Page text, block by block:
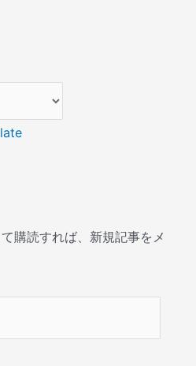
購読すれば、新規記事をメ